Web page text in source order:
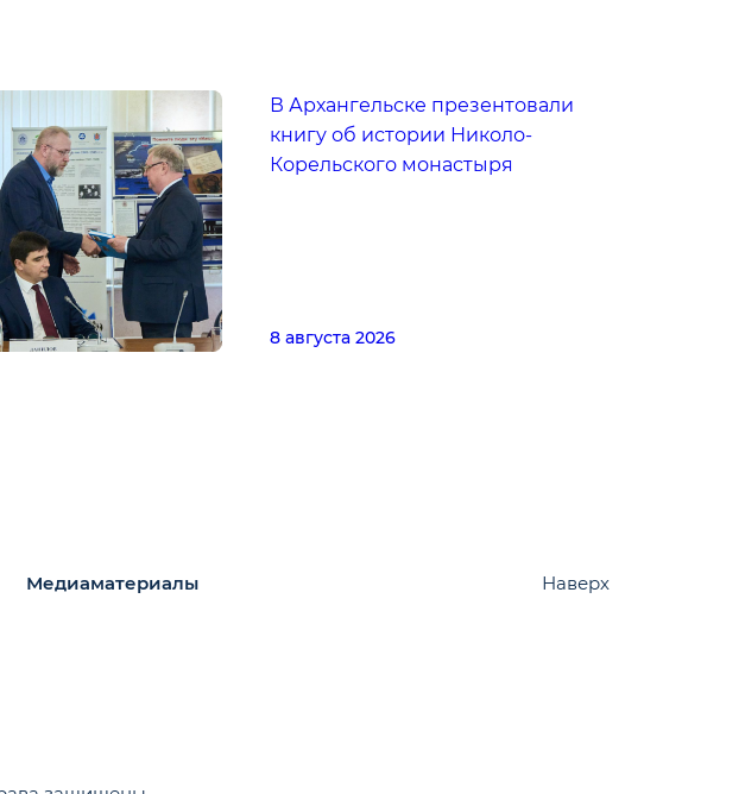
В Архангельске презентовали
книгу об истории Николо-
Корельского монастыря
8 августа 2026
Медиаматериалы Наверх